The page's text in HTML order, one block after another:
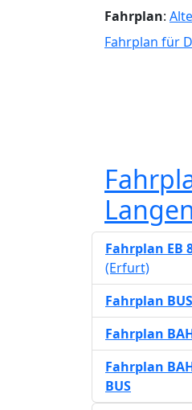
Fahrplan:
Fahrplan für
Fahrplan EB
(Erfurt)
Fahrplan
Fahrplan
Fahrplan
BUS